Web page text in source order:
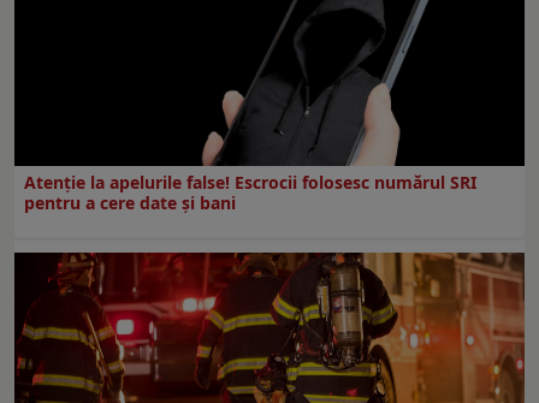
Atenție la apelurile false! Escrocii folosesc numărul SRI
pentru a cere date și bani